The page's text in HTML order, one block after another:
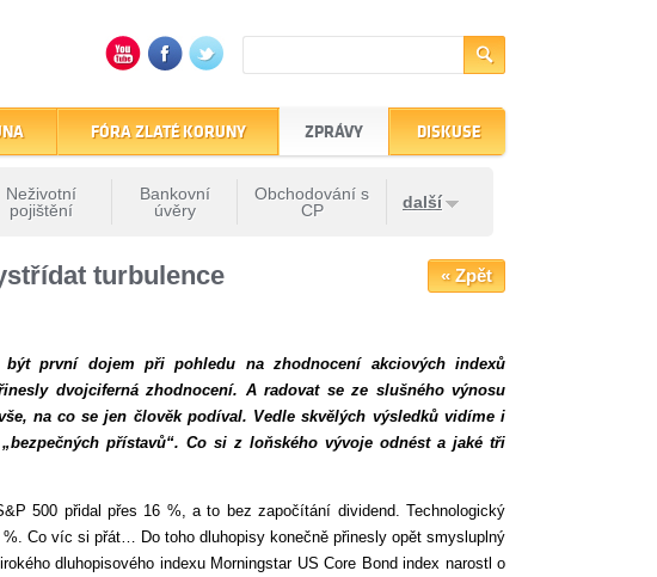
FÓRA ZLATÉ KORUNY ZPRÁVY
Neživotní
pojištění
Bankovní
úvěry
Obchodování s
CP
další
DISKUSE
« Zpět
turbulence
první dojem při pohledu na zhodnocení akciových indexů
dvojciferná zhodnocení. A radovat se ze slušného výnosu
na co se jen člověk podíval. Vedle skvělých výsledků vidíme i
přístavů“. Co si z loňského vývoje odnést a jaké tři
500 přidal přes 16 %, a to bez započítání dividend. Technologický
Co víc si přát… Do toho dluhopisy konečně přinesly opět smysluplný
dluhopisového indexu Morningstar US Core Bond index narostl o